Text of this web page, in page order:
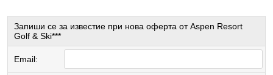
Запиши се за известие при нова оферта от Aspen Resort
Golf & Ski***
Email: